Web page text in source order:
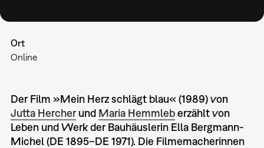
Ort
Online
Der Film »Mein Herz schlägt blau« (1989) von
Jutta Hercherund Maria Hemmleberzählt von
Leben und Werk der Bauhäuslerin Ella Bergmann-
Michel (DE 1895–DE 1971). Die Filmemacherinnen